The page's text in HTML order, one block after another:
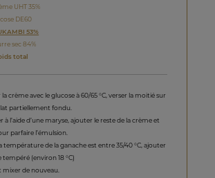
UHT 35%
DE60
53%
sec 84%
total
crème avec le glucose à 60/65 °C, verser la moitié sur
partiellement fondu.
à l’aide d’une maryse, ajouter le reste de la crème et
parfaire l’émulsion.
température de la ganache est entre 35/40 °C, ajouter
tempéré (environ 18 °C)
mixer de nouveau.